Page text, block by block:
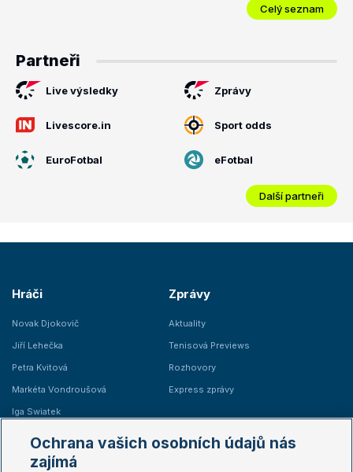
Celý seznam
Partneři
Live výsledky Zprávy
Livescore.in Sport odds
EuroFotbal eFotbal
Další partneři
Hráči
Novak Djokovič
Jiří Lehečka
Petra Kvitová
Markéta Vondroušová
Iga Swiatek
Zprávy
Aktuality
Tenisová Previews
Rozhovory
Express zprávy
Žebříčky
Ochrana vašich osobních údajů nás
zajímá